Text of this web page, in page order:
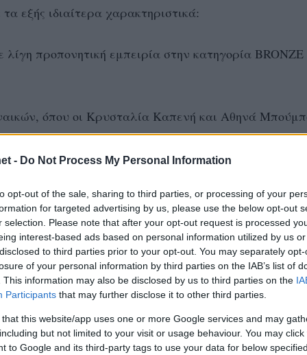
- Do Not Process My Personal Information
opt-out of the sale, sharing to third parties, or processing of your
for targeted advertising by us, please use the below opt-out
selection. Please note that after your opt-out request is processed
interest-based ads based on personal information utilized by us
to third parties prior to your opt-out. You may separately
of your personal information by third parties on the IAB’s list of
This information may also be disclosed by us to third parties on the
Participants that may further disclose it to other third parties.
that this website/app uses one or more Google services and may
but not limited to your visit or usage behaviour. You may
to Google and its third-party tags to use your data for below
εξής ιδιαίτερα χαρακτηριστικά:
προπονητική εμπειρία στην κατηγορία BRONZE
όπου οι Κρυσταλία Καπενή και Αθηνά
και Ελένη Μπούμπα (αδελφή της Αθηνάς)
και της Έλενας Φαράντζου σε ημιτελικό και
τουρνουά μεικτού στην SILVER κατηγορία
της Άννας Λάζαρη που με συμπαίκτη τον Μιχάλη
κατηγορία GOLDEN
την ηλιόλουστη μέρα που βοήθησε τους αθλητές
αγώνων